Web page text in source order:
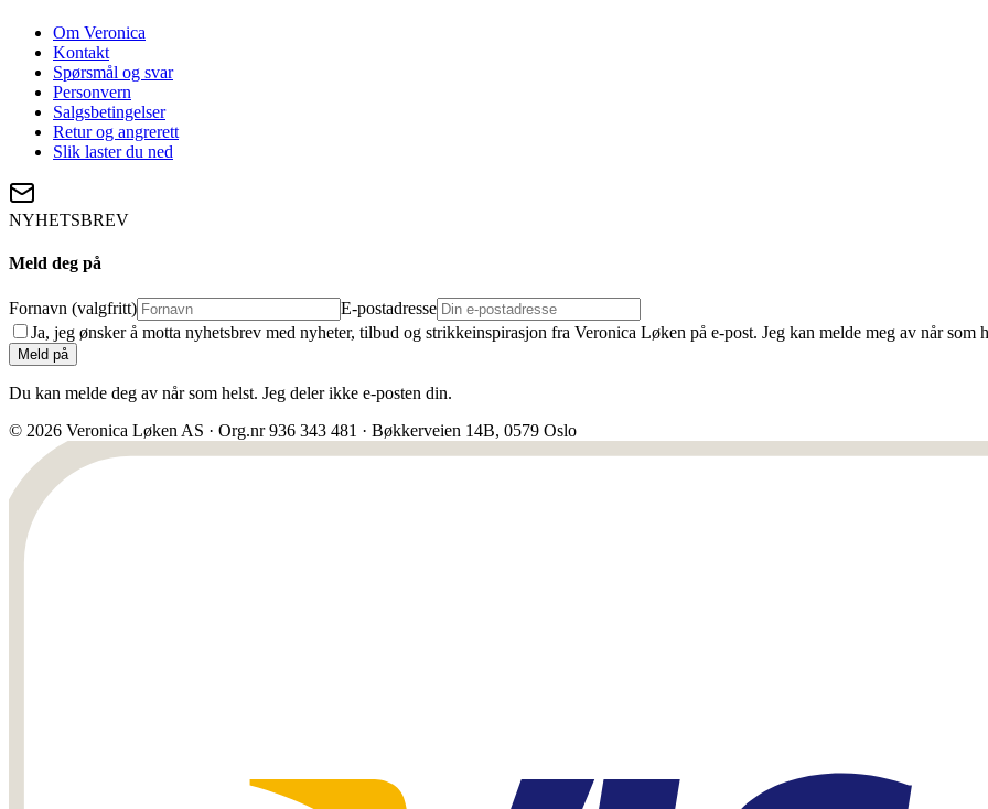
Om Veronica
Kontakt
Spørsmål og svar
Personvern
Salgsbetingelser
Retur og angrerett
Slik laster du ned
NYHETSBREV
Meld deg på
Fornavn (valgfritt)
E-postadresse
Ja, jeg ønsker å motta nyhetsbrev med nyheter, tilbud og strikkeinspirasjon fra Veronica Løken på e-post. Jeg kan melde meg av når som
Meld på
Du kan melde deg av når som helst. Jeg deler ikke e-posten din.
© 2026 Veronica Løken AS · Org.nr 936 343 481 · Bøkkerveien 14B, 0579 Oslo